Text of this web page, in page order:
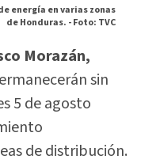
energía en varias zonas
de Honduras. -Foto: TVC
Morazán,
sin
5 de agosto
de distribución.